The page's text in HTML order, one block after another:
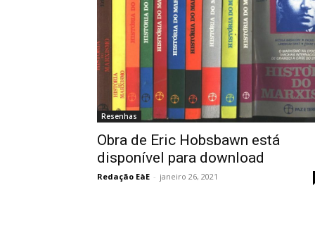
Resenhas
Obra de Eric Hobsbawn está
disponível para download
Redação EàE - janeiro 26, 2021